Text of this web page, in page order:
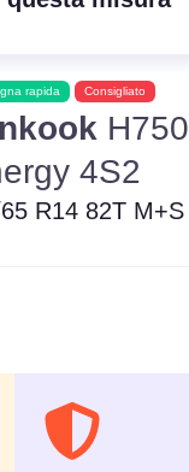
rapida Consigliato
H750
4S2
R14 82T M+S